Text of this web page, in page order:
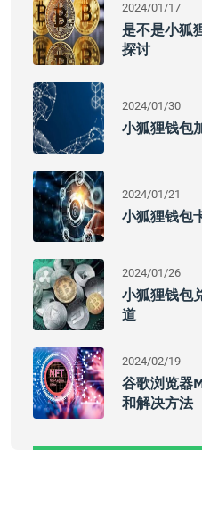
2024/01/17
是不是小狐
探讨
2024/01/30
小狐狸钱包
2024/01/21
小狐狸钱包
2024/01/26
小狐狸钱包
道
2024/02/19
谷歌浏览器
和解决方法